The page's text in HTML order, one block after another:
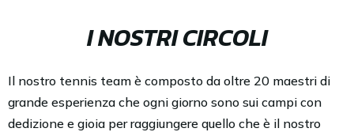
I NOSTRI CIRCOLI
Il nostro tennis team è composto da oltre 20 maestri di
grande esperienza che ogni giorno sono sui campi con
dedizione e gioia per raggiungere quello che è il nostro